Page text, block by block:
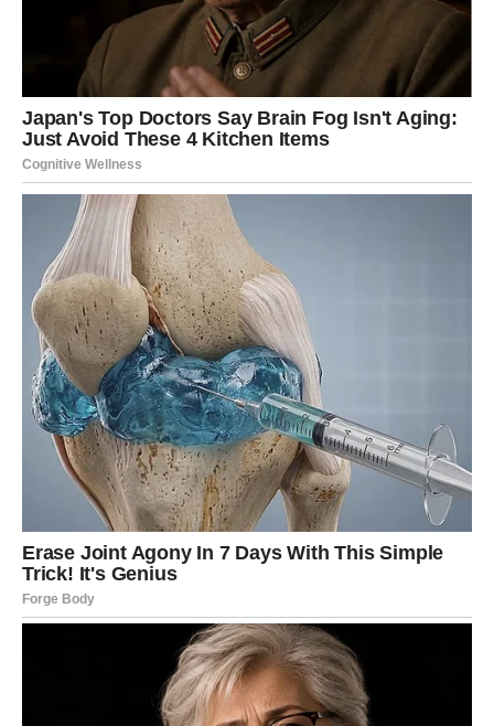
Nakon što ste pripremili puding, u toplu smjesu umiješajte
snijeg od bjelanjaka. Zbog moje bojazni u vezi s neobrađenim,
sirovim jajima, kao i nepovjerenja u prodavače i kokoši,
odlučio sam kuhati smjesu koja je sadržavala bjelanjke
zajedno s pudingom još minutu-dvije na ploči štednjaka,
osiguravajući da koju sam neprestano miješala da ne zagori.
Ovaj se pristup pokazao uspješnim.
Slagati kekse umočene u mlijeko, zatim obilnu porciju vrućeg
nadjeva, pa na to još kekse. Nakon što se smjesa ohladi,
pospite površinu šećerom u prahu.
NAČIN POSLUŽIVANJA: